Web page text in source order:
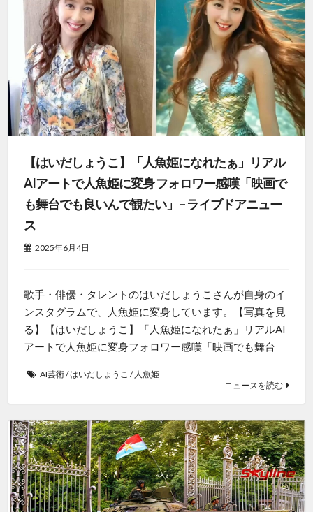
【はいだしょうこ】「人魚姫になれたぁ」リアル
AIアートで人魚姫に変身 フォロワー感嘆「映画で
も舞台でも良いんで観たい」 – ライブドアニュー
ス
2025年6月4日
歌手・俳優・タレントのはいだしょうこさんが自身のイ
ンスタグラムで、人魚姫に変身しています。【写真を見
る】【はいだしょうこ】「人魚姫になれたぁ」リアルAI
アートで人魚姫に変身フォロワー感嘆「映画でも舞台
AI芸術/はいだしょうこ / 人魚姫
ニュースを読む